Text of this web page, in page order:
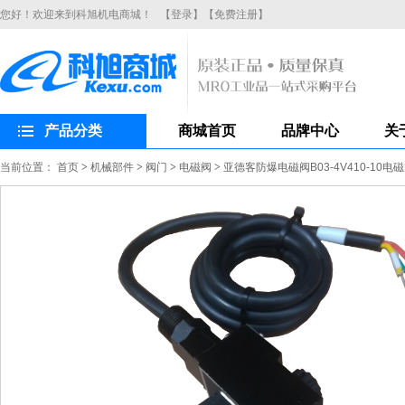
您好！欢迎来到科旭机电商城！ 【登录】 【免费注册】
产品分类 商城首页 品牌中心 关
当前位置： 首页 > 机械部件 > 阀门 > 电磁阀 > 亚德客防爆电磁阀B03-4V410-10电